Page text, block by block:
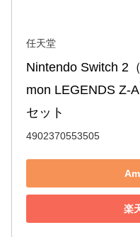
任天堂
Nintendo Switch 2
mon LEGENDS Z-
セット
4902370553505
楽